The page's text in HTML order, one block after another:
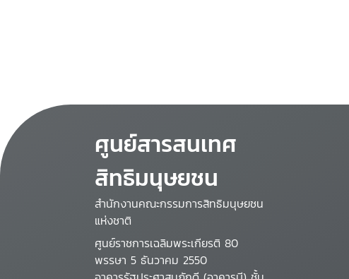
ศูนย์สารสนเทศ
สิทธิมนุษยชน
สำนักงานคณะกรรมการสิทธิมนุษยชน
แห่งชาติ
ศูนย์ราชการเฉลิมพระเกียรติ 80
พรรษา 5 ธันวาคม 2550